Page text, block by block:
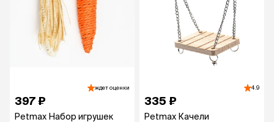
ждет оценки
397 ₽
Petmax Набор игрушек
4.9
335 ₽
Petmax Качели